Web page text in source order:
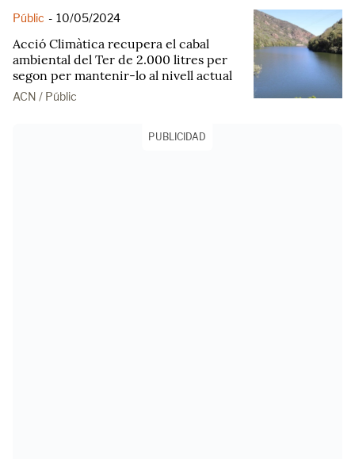
Públic - 10/05/2024
Acció Climàtica recupera el cabal
ambiental del Ter de 2.000 litres per
segon per mantenir-lo al nivell actual
ACN / Públic
PUBLICIDAD